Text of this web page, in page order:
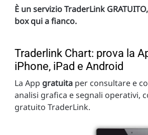
È un servizio TraderLink
box qui a fianco.
Traderlink Chart: prova la
iPhone, iPad e Android
La App gratuita per consultare e
analisi grafica e segnali operativi,
gratuito TraderLink.